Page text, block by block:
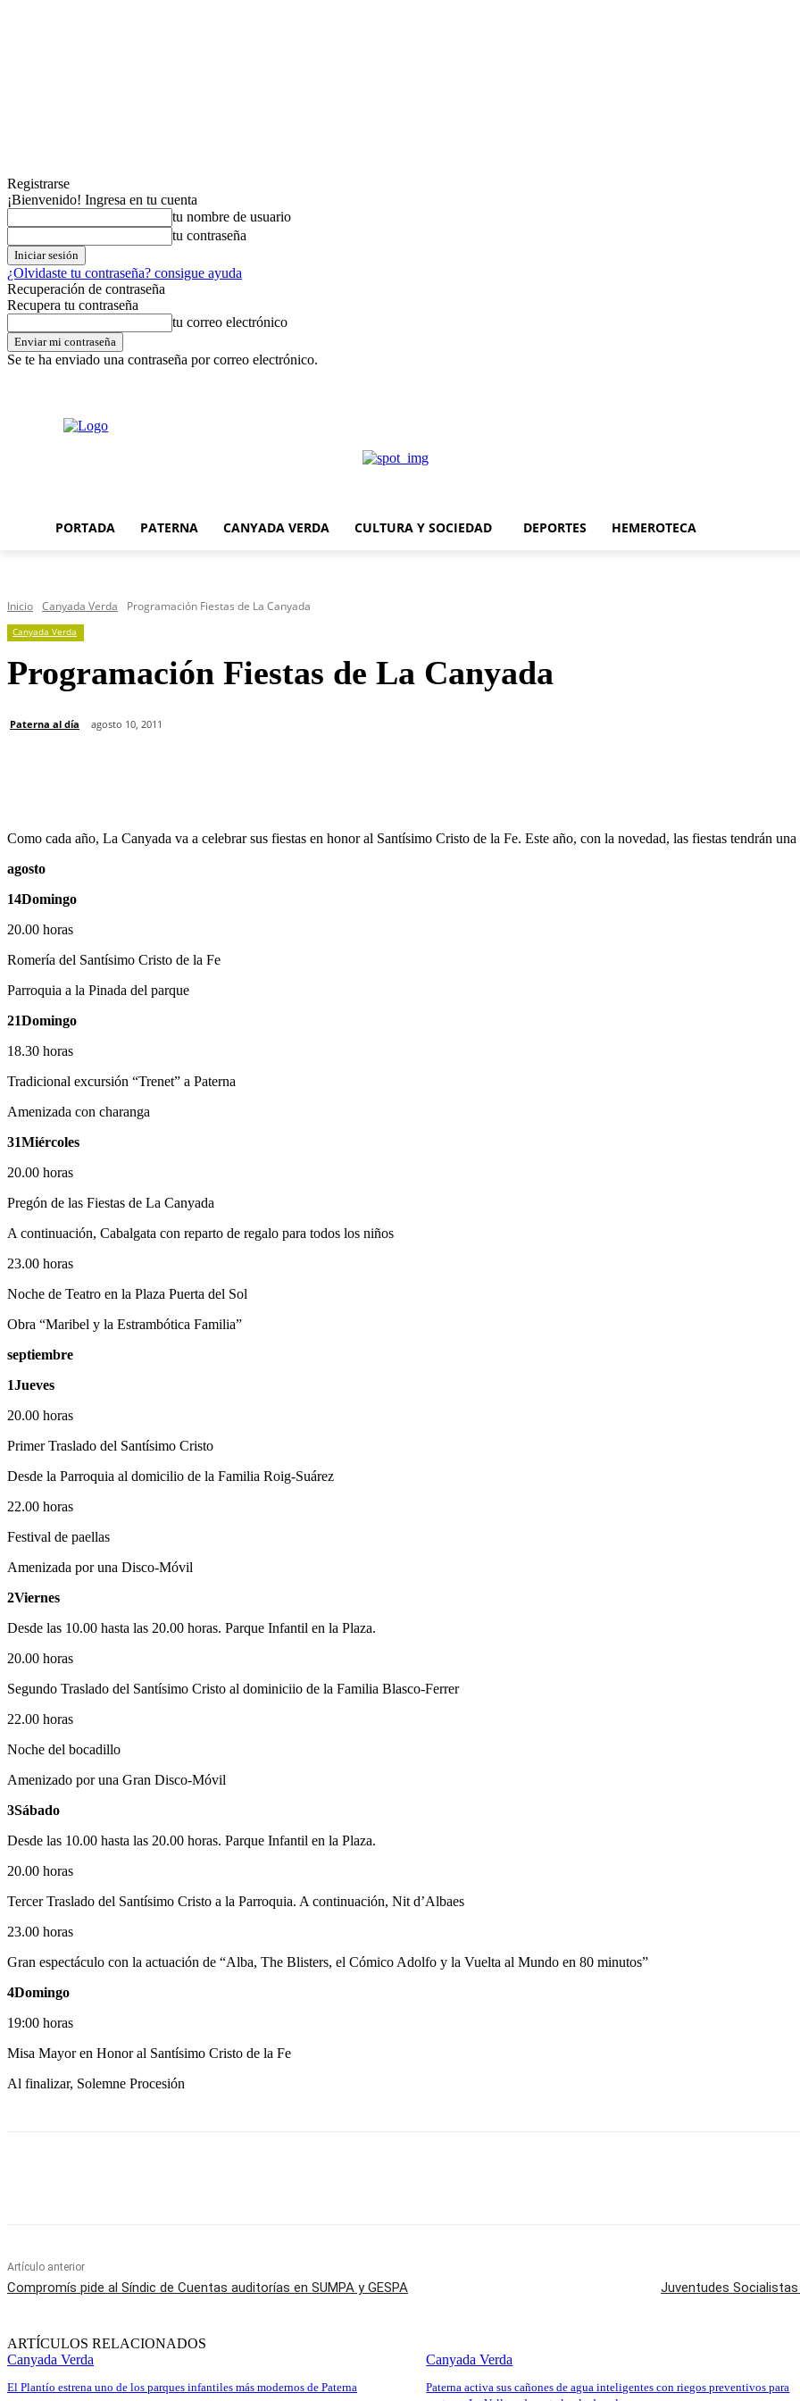
Registrarse
¡Bienvenido! Ingresa en tu cuenta
tu nombre de usuario
tu contraseña
¿Olvidaste tu contraseña? consigue ayuda
Recuperación de contraseña
Recupera tu contraseña
tu correo electrónico
Se te ha enviado una contraseña por correo electrónico.
PORTADA PATERNA CANYADA VERDA CULTURA Y SOCIEDAD DEPORTES HEMEROTECA
Inicio Canyada Verda Programación Fiestas de La Canyada
Canyada Verda
Programación Fiestas de La Canyada
Paterna al día agosto 10, 2011
Como cada año, La Canyada va a celebrar sus fiestas en honor al Santísimo Cristo de la Fe. Este año, con la novedad, las fiestas tendrán
agosto
14Domingo
20.00 horas
Romería del Santísimo Cristo de la Fe
Parroquia a la Pinada del parque
21Domingo
18.30 horas
Tradicional excursión “Trenet” a Paterna
Amenizada con charanga
31Miércoles
20.00 horas
Pregón de las Fiestas de La Canyada
A continuación, Cabalgata con reparto de regalo para todos los niños
23.00 horas
Noche de Teatro en la Plaza Puerta del Sol
Obra “Maribel y la Estrambótica Familia”
septiembre
1Jueves
20.00 horas
Primer Traslado del Santísimo Cristo
Desde la Parroquia al domicilio de la Familia Roig-Suárez
22.00 horas
Festival de paellas
Amenizada por una Disco-Móvil
2Viernes
Desde las 10.00 hasta las 20.00 horas. Parque Infantil en la Plaza.
20.00 horas
Segundo Traslado del Santísimo Cristo al dominiciio de la Familia Blasco-Ferrer
22.00 horas
Noche del bocadillo
Amenizado por una Gran Disco-Móvil
3Sábado
Desde las 10.00 hasta las 20.00 horas. Parque Infantil en la Plaza.
20.00 horas
Tercer Traslado del Santísimo Cristo a la Parroquia. A continuación, Nit d’Albaes
23.00 horas
Gran espectáculo con la actuación de “Alba, The Blisters, el Cómico Adolfo y la Vuelta al Mundo en 80 minutos”
4Domingo
19:00 horas
Misa Mayor en Honor al Santísimo Cristo de la Fe
Al finalizar, Solemne Procesión
Artículo anterior
Compromís pide al Síndic de Cuentas auditorías en SUMPA y GESPA Juventudes
ARTÍCULOS RELACIONADOS
Canyada Verda
El Plantío estrena uno de los parques infantiles más modernos de Paterna
Canyada Verda
Paterna activa sus cañones de agua inteligentes con riegos preventivos para